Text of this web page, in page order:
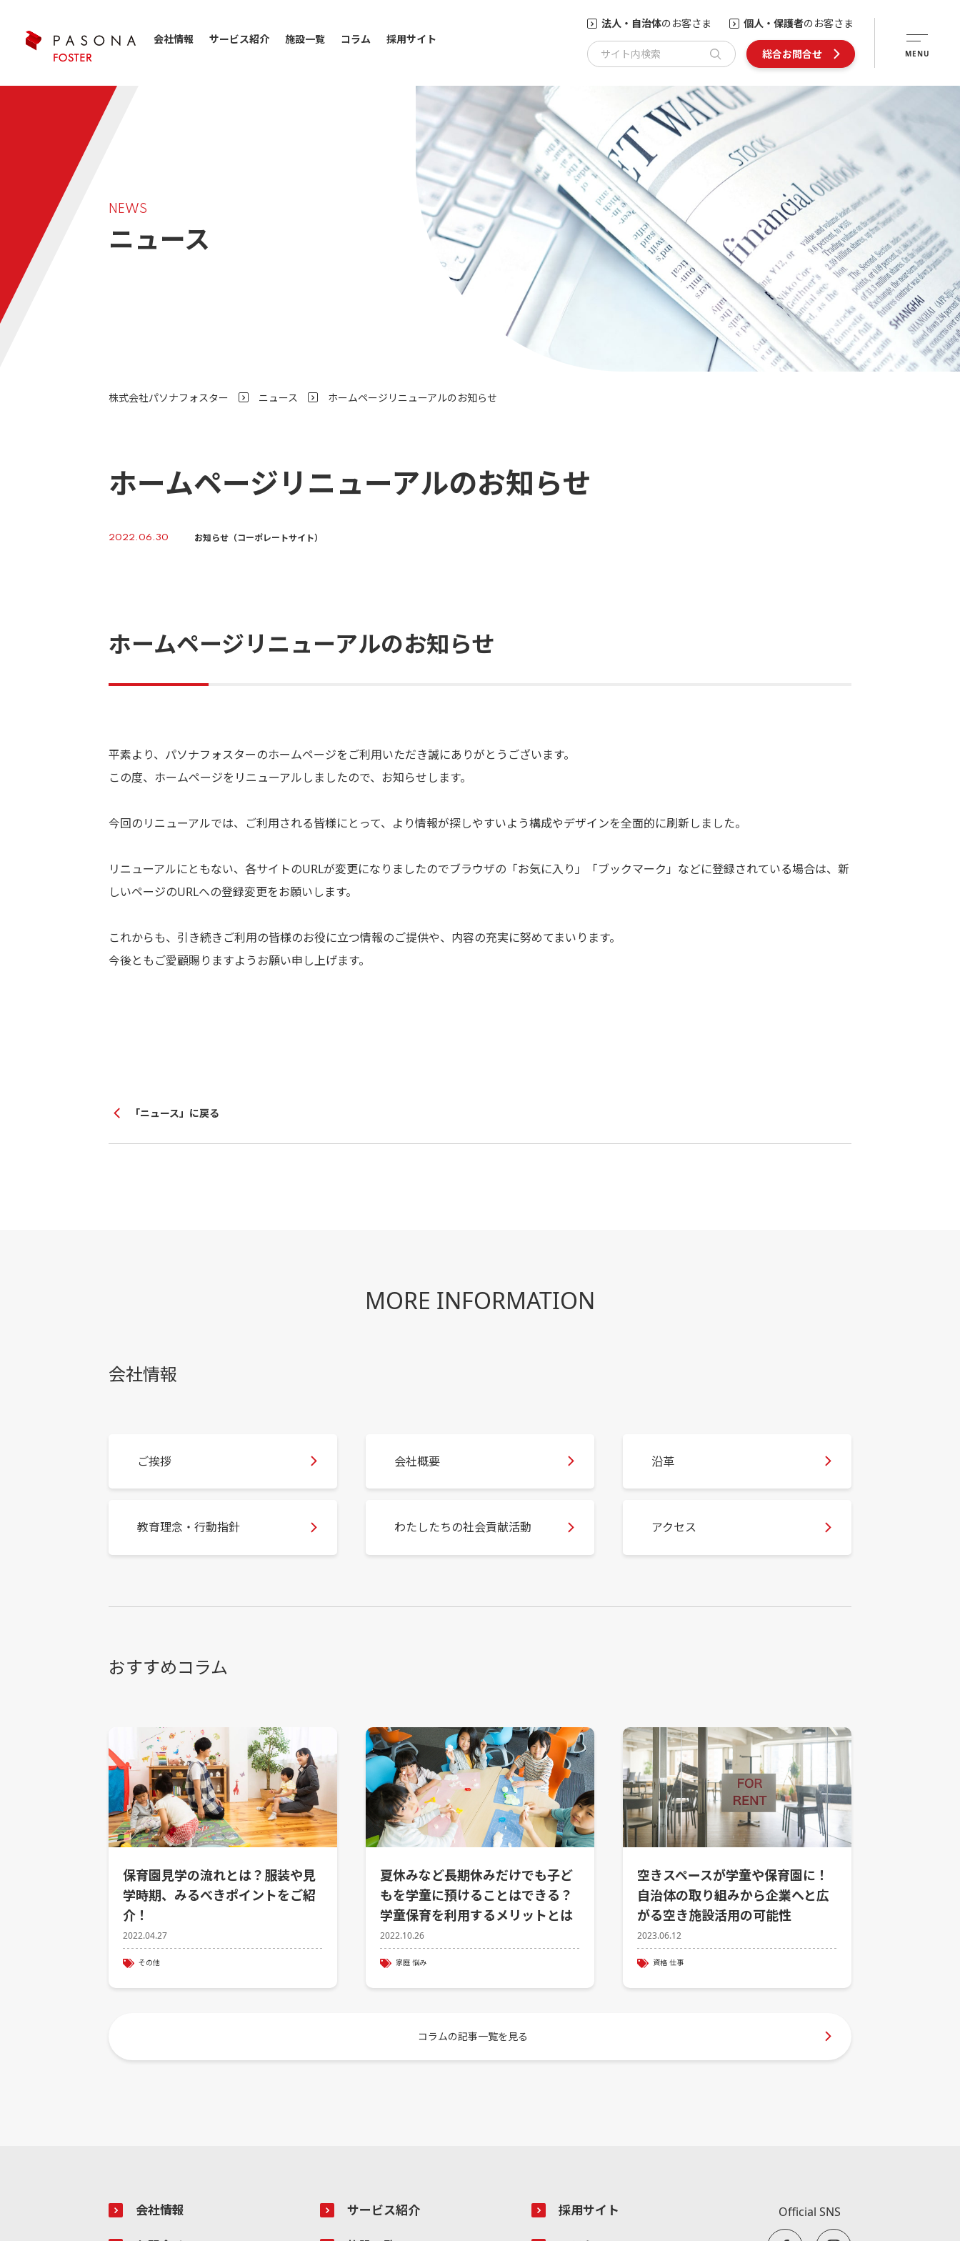
会社情報 サービス紹介 施設一覧 コラム 採用サイト
法人・自治体のお客さま 個人・保護者のお客さま
サイト内検索 総合お問合せ
NEWS
ニュース
株式会社パソナフォスター >ニュース >ホームページリニューアルのお知らせ
ホームページリニューアルのお知らせ
2022.06.30 お知らせ（コーポレートサイト）
ホームページリニューアルのお知らせ
平素より、パソナフォスターのホームページをご利用いただき誠にありがとうございます。
この度、ホームページをリニューアルしましたので、お知らせします。
今回のリニューアルでは、ご利用される皆様にとって、より情報が探しやすいよう構成やデザインを全面的に刷新しました。
リニューアルにともない、各サイトのURLが変更になりましたのでブラウザの「お気に入り」「ブックマーク」などに登録されている場合は、新
しいページのURLへの登録変更をお願いします。
これからも、引き続きご利用の皆様のお役に立つ情報のご提供や、内容の充実に努めてまいります。
今後ともご愛顧賜りますようお願い申し上げます。
「ニュース」に戻る
MORE INFORMATION
会社情報
ご挨拶 会社概要 沿革
教育理念・行動指針 わたしたちの社会貢献活動 アクセス
おすすめコラム
保育園見学の流れとは？服装や見
学時期、みるべきポイントをご紹
介！
2022.04.27
その他
夏休みなど長期休みだけでも子ど
もを学童に預けることはできる？
学童保育を利用するメリットとは
2022.10.26
家庭 悩み
空きスペースが学童や保育園に！
自治体の取り組みから企業へと広
がる空き施設活用の可能性
2023.06.12
資格 仕事
コラムの記事一覧を見る
会社情報 サービス紹介 採用サイト Official SNS